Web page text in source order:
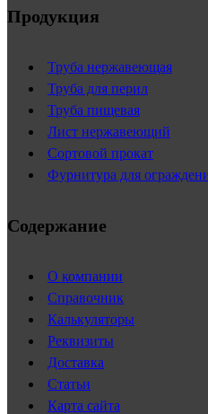
Продукция
Труба нержавеющая
Труба для перил
Труба пищевая
Лист нержавеющий
Сортовой прокат
Фурнитура для
Содержание
О компании
Справочник
Калькуляторы
Реквизиты
Доставка
Статьи
Карта сайта